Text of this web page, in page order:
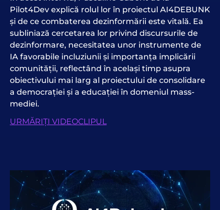
Pilot4Dev explică rolul lor în proiectul AI4DEBUNK
și de ce combaterea dezinformării este vitală. Ea
subliniază cercetarea lor privind discursurile de
dezinformare, necesitatea unor instrumente de
IA favorabile incluziunii și importanța implicării
comunității, reflectând în același timp asupra
obiectivului mai larg al proiectului de consolidare
a democrației și a educației în domeniul mass-
mediei.
URMĂRIȚI VIDEOCLIPUL